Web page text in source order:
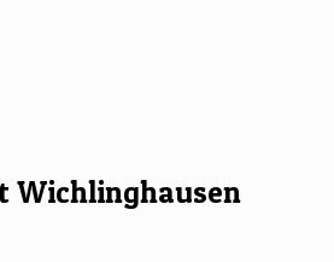
Wichlinghausen